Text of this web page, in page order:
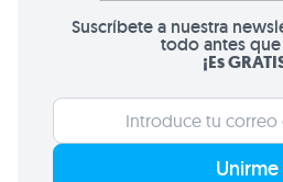
Suscríbete a nuestra
todo antes
¡Es
Unirme